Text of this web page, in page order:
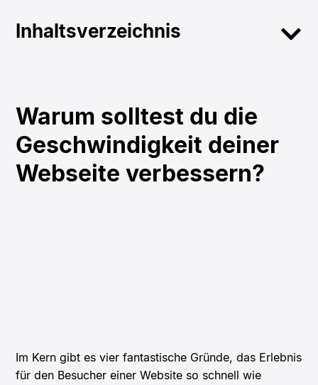
Inhaltsverzeichnis
Warum solltest du die
Geschwindigkeit deiner
Webseite verbessern?
Im Kern gibt es vier fantastische Gründe, das Erlebnis
für den Besucher einer Website so schnell wie